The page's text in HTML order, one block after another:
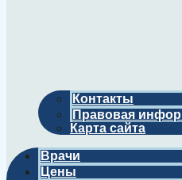
Контакты
Правовая
Карта сайта
Врачи
Цены